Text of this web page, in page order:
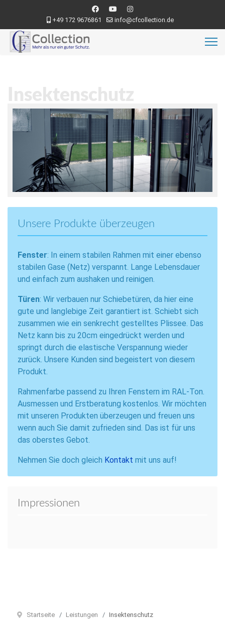
+49 172 9676861 info@cfcollection.de
Insektenschutz
Unsere Produkte überzeugen
Fenster: In einem stabilen Rahmen mit einer ebenso
stabilen Gase (Netz) verspannt. Lange Lebensdauer
und einfach zum aushaken und reinigen.
Türen: Wir verbauen nur Schiebetüren, da hier eine
gute und langlebige Zeit garantiert ist. Schiebt sich
zusammen wie ein senkrecht gestelltes Plissee. Das
Netz kann bis zu 20cm eingedrückt werden und
springt durch die elastische Verspannung wieder
zurück. Unsere Kunden sind begeistert von diesem
Produkt.
Rahmenfarbe passend zu Ihren Fenstern im RAL-Ton.
Ausmessen und Erstberatung kostenlos. Wir möchten
mit unseren Produkten überzeugen und freuen uns
wenn auch Sie damit zufrieden sind. Das ist für uns
das oberstes Gebot.
Nehmen Sie doch gleich Kontakt mit uns auf!
Impressionen
Startseite Leistungen Insektenschutz